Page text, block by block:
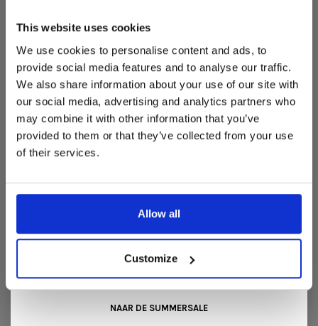
This website uses cookies
We use cookies to personalise content and ads, to
provide social media features and to analyse our traffic.
We also share information about your use of our site with
our social media, advertising and analytics partners who
may combine it with other information that you’ve
provided to them or that they’ve collected from your use
of their services.
Allow all
Customize
REVIEWS
0 sterren op basis van 0 beoordelingen
JE BEOORDELING TOEVOEGEN
GERELATEERDE PRODUCTEN
woonaccessoires aan te schaffen met aantrekkelijke kortingen.
In onze showroom vind je een uitgebreide selectie
designmeubelen van gerenommeerde Nederlandse en Europese
merken. Onder andere showroommodellen vanHarvink,
Gelderland,Swedese,Sculptures JeuxenArtisanzijn nu extra
voordelig verkrijgbaar. Profiteer van unieke aanbiedingen zolang
de voorraad strekt!
Liever nieuw bestellen? Ook dan krijgt u een vriendelijke
designmeubel geheel naar wens samen te stellen, met de
mag verwachten.
Kom langs in onze showroom, doe inspiratie op en ontdek de
mooiste aanbiedingen tijdens de
Summer Sale van Snip
. De koffie of thee staat voor je klaar!
NAAR DE SUMMERSALE